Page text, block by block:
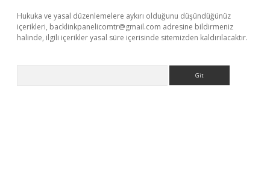
Hukuka ve yasal düzenlemelere aykırı olduğunu düşündüğünüz
içerikleri, backlinkpanelicomtr@gmail.com adresine bildirmeniz
halinde, ilgili içerikler yasal süre içerisinde sitemizden kaldırılacaktır.